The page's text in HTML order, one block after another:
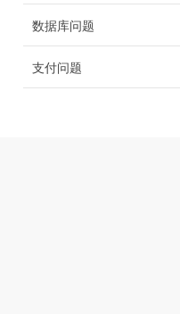
数据库问题
支付问题